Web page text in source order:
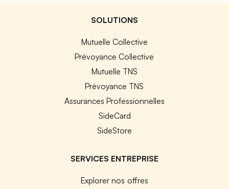
SOLUTIONS
Mutuelle Collective
Prévoyance Collective
Mutuelle TNS
Prévoyance TNS
Assurances Professionnelles
SideCard
SideStore
SERVICES ENTREPRISE
Explorer nos offres